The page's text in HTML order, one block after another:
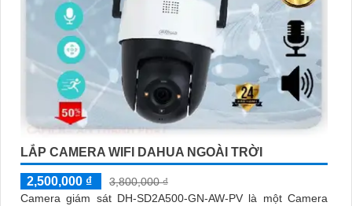
LẮP CAMERA WIFI DAHUA NGOÀI TRỜI
2,500,000 ₫
3,800,000 ₫
Camera giám sát DH-SD2A500-GN-AW-PV là một Camera